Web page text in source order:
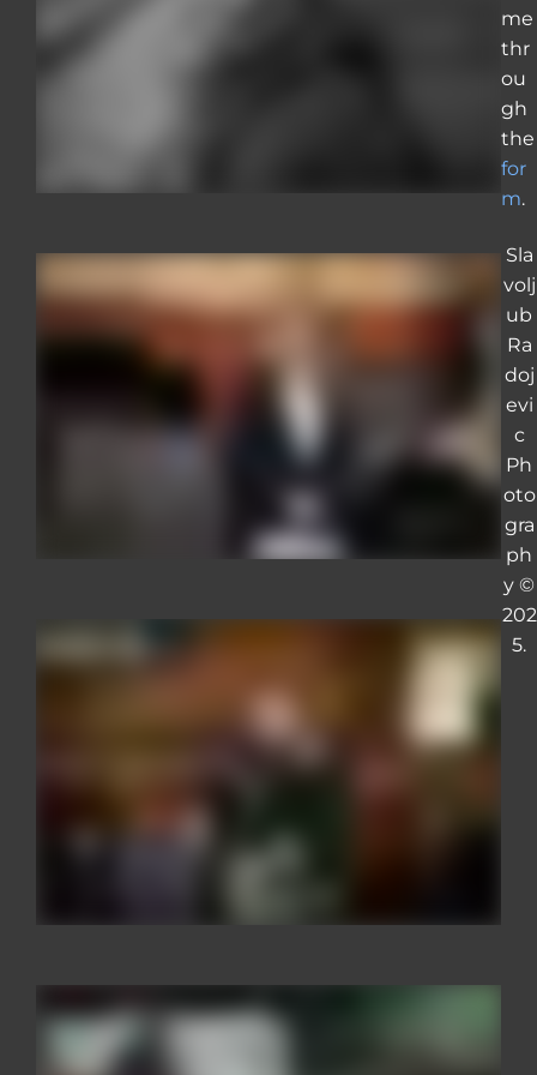
me
thr
ou
gh
the
for
m.
Sla
volj
ub
Ra
doj
evi
c
Ph
oto
gra
ph
y ©
202
5.